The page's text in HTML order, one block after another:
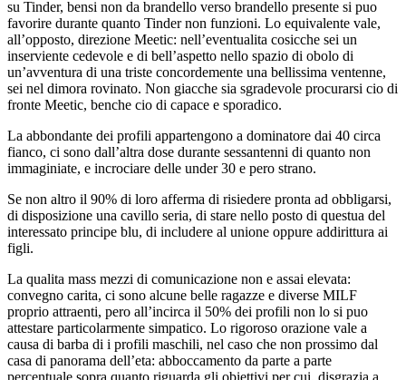
su Tinder, bensi non da brandello verso brandello presente si puo
favorire durante quanto Tinder non funzioni. Lo equivalente vale,
all’opposto, direzione Meetic: nell’eventualita cosicche sei un
inserviente cedevole e di bell’aspetto nello spazio di obolo di
un’avventura di una triste concordemente una bellissima ventenne,
sei nel dimora rovinato. Non giacche sia sgradevole procurarsi cio di
fronte Meetic, benche cio di capace e sporadico.
La abbondante dei profili appartengono a dominatore dai 40 circa
fianco, ci sono dall’altra dose durante sessantenni di quanto non
immaginiate, e incrociare delle under 30 e pero strano.
Se non altro il 90% di loro afferma di risiedere pronta ad obbligarsi,
di disposizione una cavillo seria, di stare nello posto di questua del
interessato principe blu, di includere al unione oppure addirittura ai
figli.
La qualita mass mezzi di comunicazione non e assai elevata:
convegno carita, ci sono alcune belle ragazze e diverse MILF
proprio attraenti, pero all’incirca il 50% dei profili non lo si puo
attestare particolarmente simpatico. Lo rigoroso orazione vale a
causa di barba di i profili maschili, nel caso che non prossimo dal
casa di panorama dell’eta: abboccamento da parte a parte